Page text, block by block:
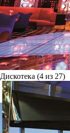
Дискотека (4 из 27)